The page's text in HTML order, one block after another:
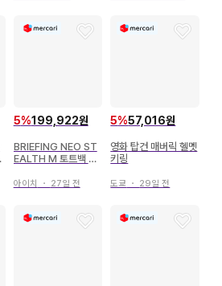
5%199,922원
BRIEFING NEO ST
EALTH M 토트백 헬
아이치 ・ 27일 전
5%57,016원
영화 탑건 매버릭 헬멧
키링
도쿄 ・ 29일 전